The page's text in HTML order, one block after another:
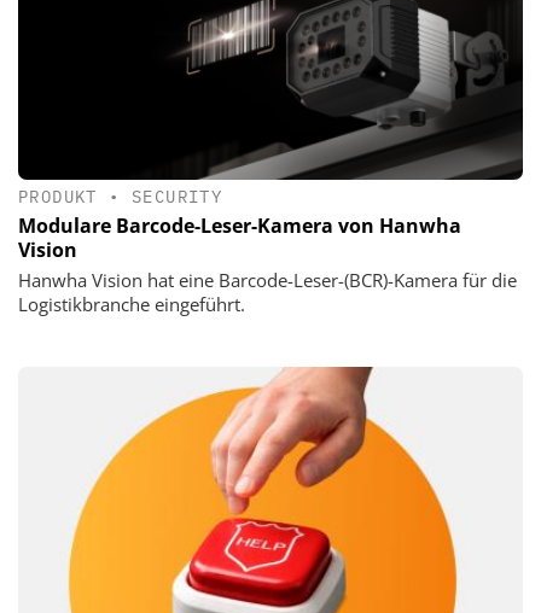
PRODUKT • SECURITY
Modulare Barcode-Leser-Kamera von Hanwha
Vision
Hanwha Vision hat eine Barcode-Leser-(BCR)-Kamera für die
Logistikbranche eingeführt.